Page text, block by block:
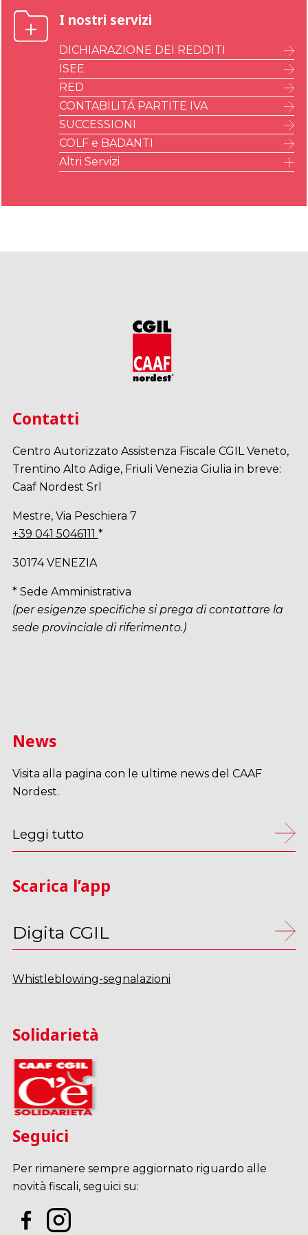
I nostri servizi
DICHIARAZIONE DEI REDDITI
ISEE
RED
CONTABILITÁ PARTITE IVA
SUCCESSIONI
COLF e BADANTI
Altri Servizi
Contatti
Centro Autorizzato Assistenza Fiscale CGIL Veneto,
Trentino Alto Adige, Friuli Venezia Giulia in breve:
Caaf Nordest Srl
Mestre, Via Peschiera 7
+39 041 5046111 *
30174 VENEZIA
* Sede Amministrativa
(per esigenze specifiche si prega di contattare la
sede provinciale di riferimento.)
News
Visita alla pagina con le ultime news del CAAF
Nordest.
Leggi tutto
Scarica l’app
Digita CGIL
Whistleblowing-segnalazioni
Solidarietà
Seguici
Per rimanere sempre aggiornato riguardo alle
novità fiscali, seguici su: